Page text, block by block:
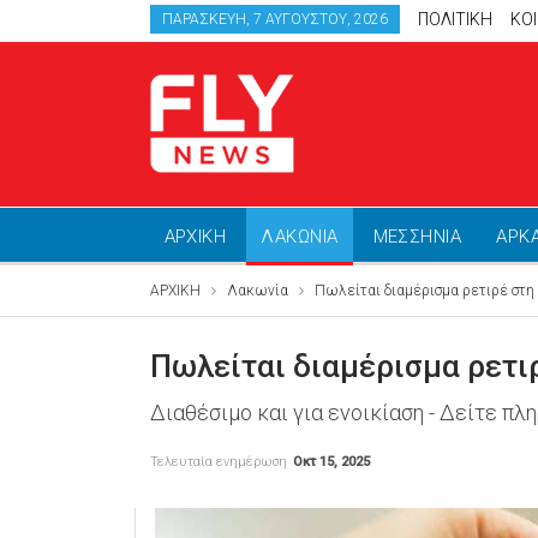
ΠΑΡΑΣΚΕΥΉ, 7 ΑΥΓΟΎΣΤΟΥ, 2026 ΠΟΛΙΤΙΚΗ
ΑΡΧΙΚΗ ΛΑΚΩΝΙΑ ΜΕΣΣΗΝΙΑ
ΑΡΧΙΚΗ Λακωνία Πωλείται διαμέρισμα ρετιρέ
Πωλείται διαμέρισμα
Διαθέσιμο και για ενοικίαση - Δείτε
Τελευταία ενημέρωση Οκτ 15, 2025